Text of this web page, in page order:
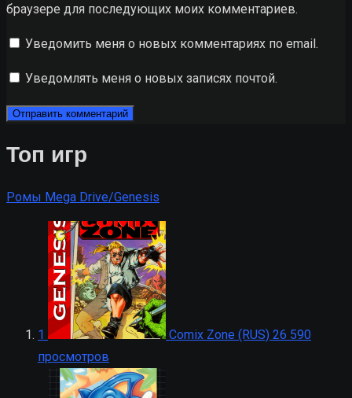
браузере для последующих моих комментариев.
Уведомить меня о новых комментариях по email.
Уведомлять меня о новых записях почтой.
Топ игр
Ромы Mega Drive/Genesis
1 Comix Zone (RUS) 26 590
просмотров